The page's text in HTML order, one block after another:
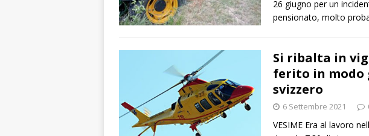
26 giugno per un
pensionato, molto
Si ribalta in
ferito in modo
svizzero
6 Settembre 2021
VESIME Era al lavoro